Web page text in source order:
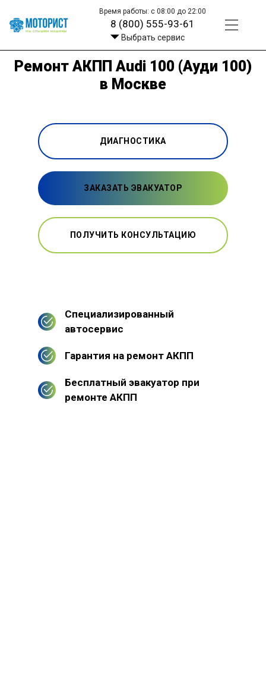
Время работы: с 08:00 до 22:00
8 (800) 555-93-61
Выбрать сервис
Ремонт АКПП Audi 100 (Ауди 100)
в Москве
ДИАГНОСТИКА
ЗАКАЗАТЬ ЭВАКУАТОР
ПОЛУЧИТЬ КОНСУЛЬТАЦИЮ
Специализированный
автосервис
Гарантия на ремонт АКПП
Бесплатный эвакуатор при
ремонте АКПП